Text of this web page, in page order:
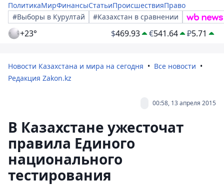
ПолитикаМирФинансыСтатьиПроисшествияПраво
#Выборы в Курултай
#Казахстан в сравнении
+23° $469.93 €541.64 ₽5.71
Новости Казахстана и мира на сегодня
Все новости
Редакция Zakon.kz
00:58, 13 апреля 2015
В Казахстане ужесточат
правила Единого
национального
тестирования